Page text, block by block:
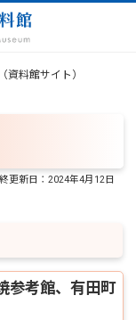
資料館サイト）
更新日：2024年4月12日
参考館、有田町